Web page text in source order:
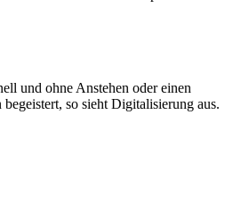
und ohne Anstehen oder einen
so sieht Digitalisierung aus.